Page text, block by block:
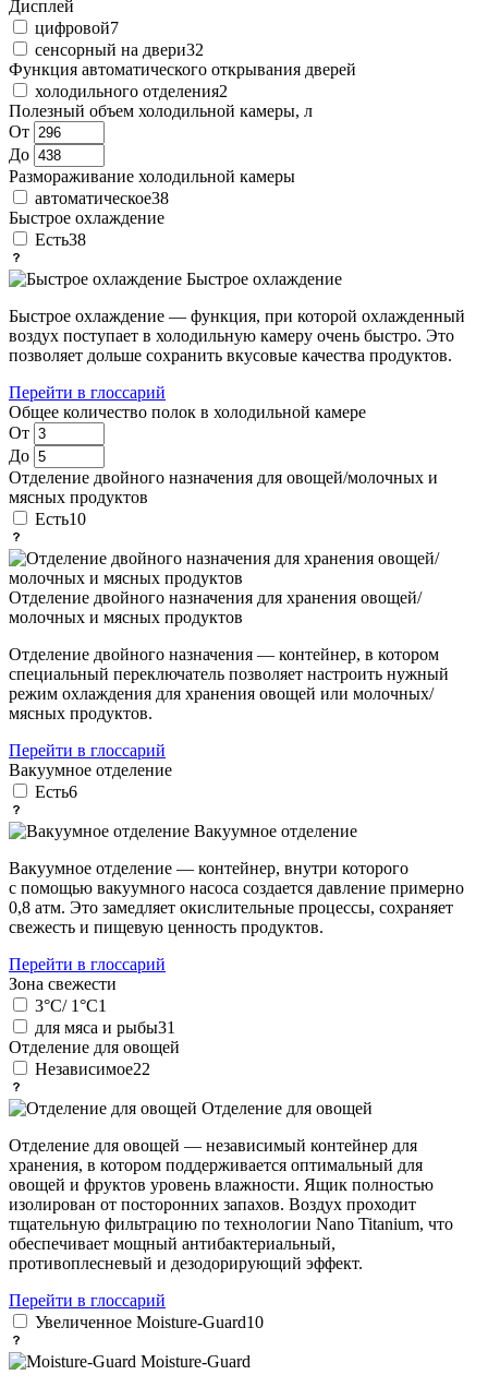
Дисплей
цифровой7
сенсорный на двери32
Функция автоматического открывания дверей
холодильного отделения2
Полезный объем холодильной камеры, л
От
До
Размораживание холодильной камеры
автоматическое38
Быстрое охлаждение
Есть38
Быстрое охлаждение
Быстрое охлаждение — функция, при которой охлажденный
воздух поступает в холодильную камеру очень быстро. Это
позволяет дольше сохранить вкусовые качества продуктов.
Перейти в глоссарий
Общее количество полок в холодильной камере
От
До
Отделение двойного назначения для овощей/молочных и
мясных продуктов
Есть10
Отделение двойного назначения для хранения овощей/
молочных и мясных продуктов
Отделение двойного назначения — контейнер, в котором
специальный переключатель позволяет настроить нужный
режим охлаждения для хранения овощей или молочных/
мясных продуктов.
Перейти в глоссарий
Вакуумное отделение
Есть6
Вакуумное отделение
Вакуумное отделение — контейнер, внутри которого
с помощью вакуумного насоса создается давление примерно
0,8 атм. Это замедляет окислительные процессы, сохраняет
свежесть и пищевую ценность продуктов.
Перейти в глоссарий
Зона свежести
3°C/ 1°C1
для мяса и рыбы31
Отделение для овощей
Независимое22
Отделение для овощей
Отделение для овощей — независимый контейнер для
хранения, в котором поддерживается оптимальный для
овощей и фруктов уровень влажности. Ящик полностью
изолирован от посторонних запахов. Воздух проходит
тщательную фильтрацию по технологии Nano Titanium, что
обеспечивает мощный антибактериальный,
противоплесневый и дезодорирующий эффект.
Перейти в глоссарий
Увеличенное Moisture-Guard10
Moisture-Guard